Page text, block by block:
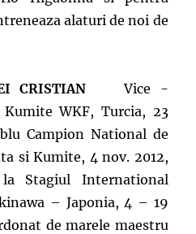
alaturi de noi de
CRISTIANVice -
WKF, Turcia, 23
Campion National de
si Kumite, 4 nov. 2012,
Stagiul International
– Japonia, 4 – 19
de marele maestru